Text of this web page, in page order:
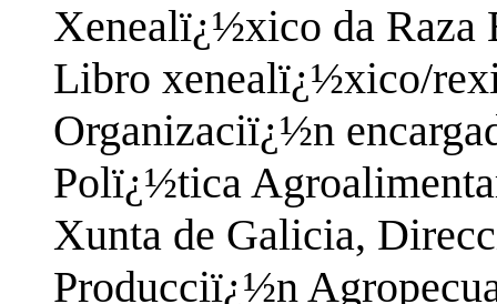
Xenealï¿½xico da Raza
Libro xenealï¿½xico/
Organizaciï¿½n
Polï¿½tica
Xunta de Galicia,
Producciï¿½n